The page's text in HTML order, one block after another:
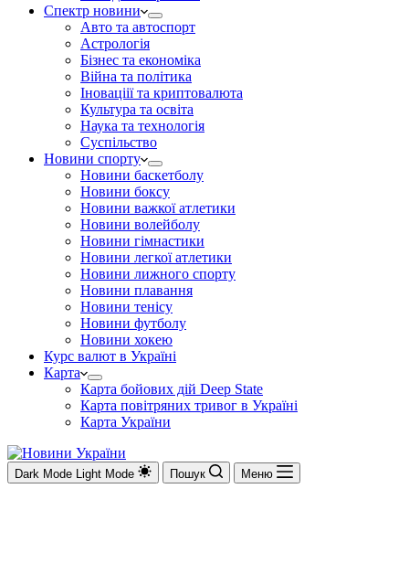
Спектр новини
Авто та автоспорт
Астрологія
Бізнес та економіка
Війна та політика
Іноваціії та криптовалюта
Культура та освіта
Наука та технологія
Суспільство
Новини спорту
Новини баскетболу
Новини боксу
Новини важкої атлетики
Новини волейболу
Новини гімнастики
Новини легкої атлетики
Новини лижного спорту
Новини плавання
Новини тенісу
Новини футболу
Новини хокею
Курс валют в Україні
Карта
Карта бойових дій Deep State
Карта повітряних тривог в Україні
Карта України
Dark Mode Light Mode Пошук Меню